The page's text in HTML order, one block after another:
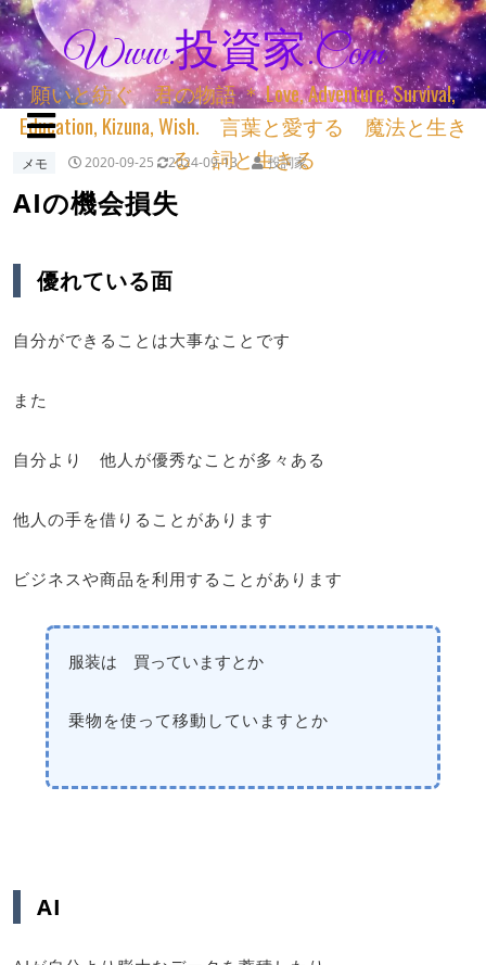
Www.投資家.com
願いと紡ぐ 君の物語 ＊ Love, Adventure, Survival,
Education, Kizuna, Wish. 言葉と愛する 魔法と生き
る 詞と生きる
メモ 2020-09-25 2024-09-13 投詞家
AIの機会損失
優れている面
自分ができることは大事なことです
また
自分より 他人が優秀なことが多々ある
他人の手を借りることがあります
ビジネスや商品を利用することがあります
服装は 買っていますとか
乗物を使って移動していますとか
AI